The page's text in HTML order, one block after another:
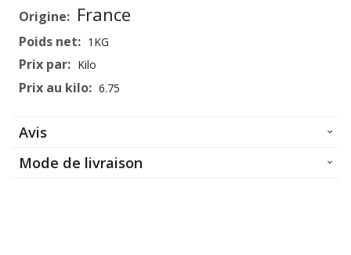
Plus
d’informationFrance
1KG
Kilo
6.75
Avis
Mode de livraison